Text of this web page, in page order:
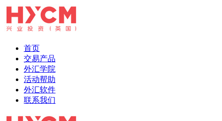
首页
交易产品
外汇学院
活动帮助
外汇软件
联系我们